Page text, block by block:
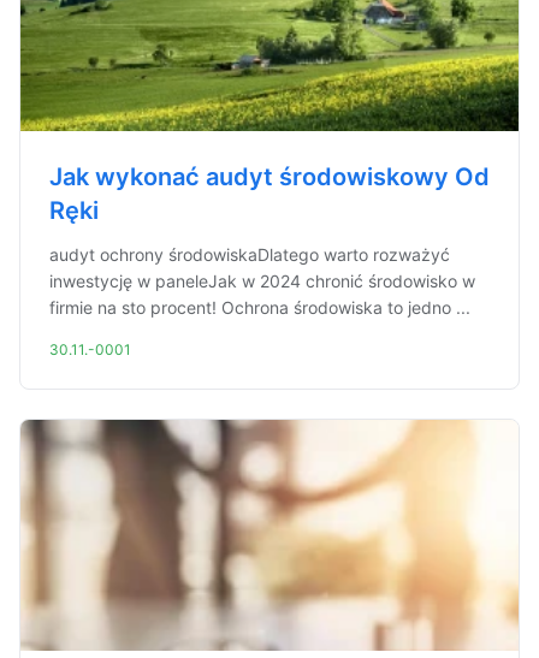
Jak wykonać audyt środowiskowy Od
Ręki
audyt ochrony środowiskaDlatego warto rozważyć
inwestycję w paneleJak w 2024 chronić środowisko w
firmie na sto procent! Ochrona środowiska to jedno ...
30.11.-0001